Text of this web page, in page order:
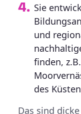
Sie
und
finden,
des
Das sind